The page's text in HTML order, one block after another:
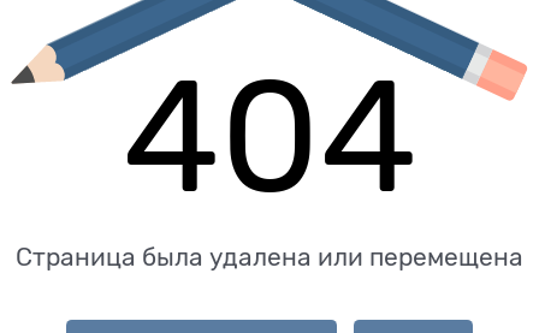
404
Страница была удалена или перемещена